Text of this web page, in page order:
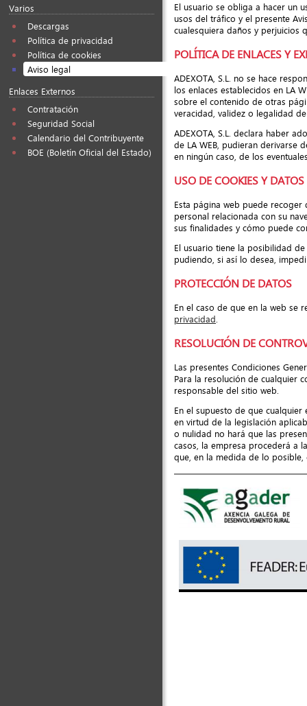
Varios
Descargas
Política de privacidad
Política de cookies
Aviso legal
Enlaces Externos
Contratación
Seguridad Social
Calendario del Contribuyente
BOE (Boletín Oficial del Estado)
El usuario se obliga a hacer un
usos del tráfico y el presente
cualesquiera daños y perjuicios
POLÍTICA DE ENLACES Y
ADEXOTA, S.L. no se hace
los enlaces establecidos en LA
sobre el contenido de otras
veracidad, validez o legalidad
ADEXOTA, S.L. declara haber
de LA WEB, pudieran derivarse
en ningún caso, de los
USO DE COOKIES Y
Esta página web puede
personal relacionada con su
sus finalidades y cómo puede
El usuario tiene la posibilidad
pudiendo, si así lo desea,
PROTECCIÓN DE DATOS
En el caso de que en la web se
privacidad
RESOLUCIÓN DE
Las presentes Condiciones
Para la resolución de cualquier
responsable del sitio web.
En el supuesto de que
en virtud de la legislación
o nulidad no hará que las
casos, la empresa procederá a
que, en la medida de lo